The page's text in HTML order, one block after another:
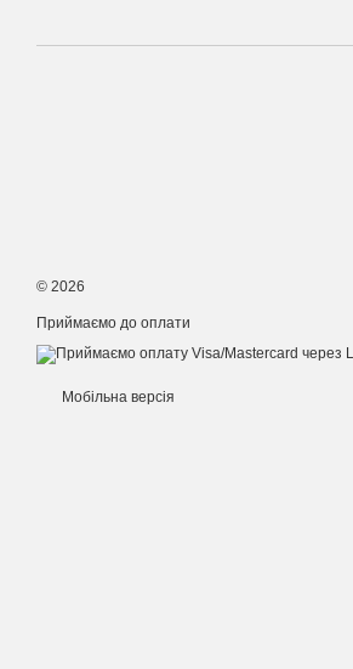
© 2026
Приймаємо до оплати
Мобільна версія